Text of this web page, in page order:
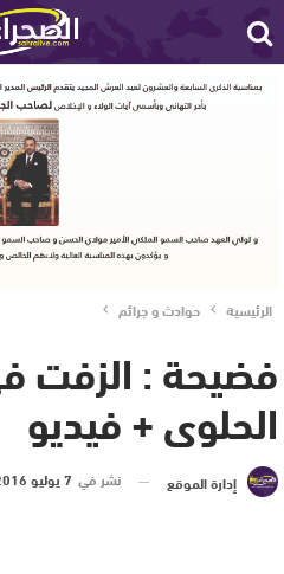
الرئيسية حوادث و جرائم
فضيحة : الزفت
الحلوى + فيديو
إدارة الموقع نشر في 7 يوليو 2016 الساعة 6 و 51 دقيقة